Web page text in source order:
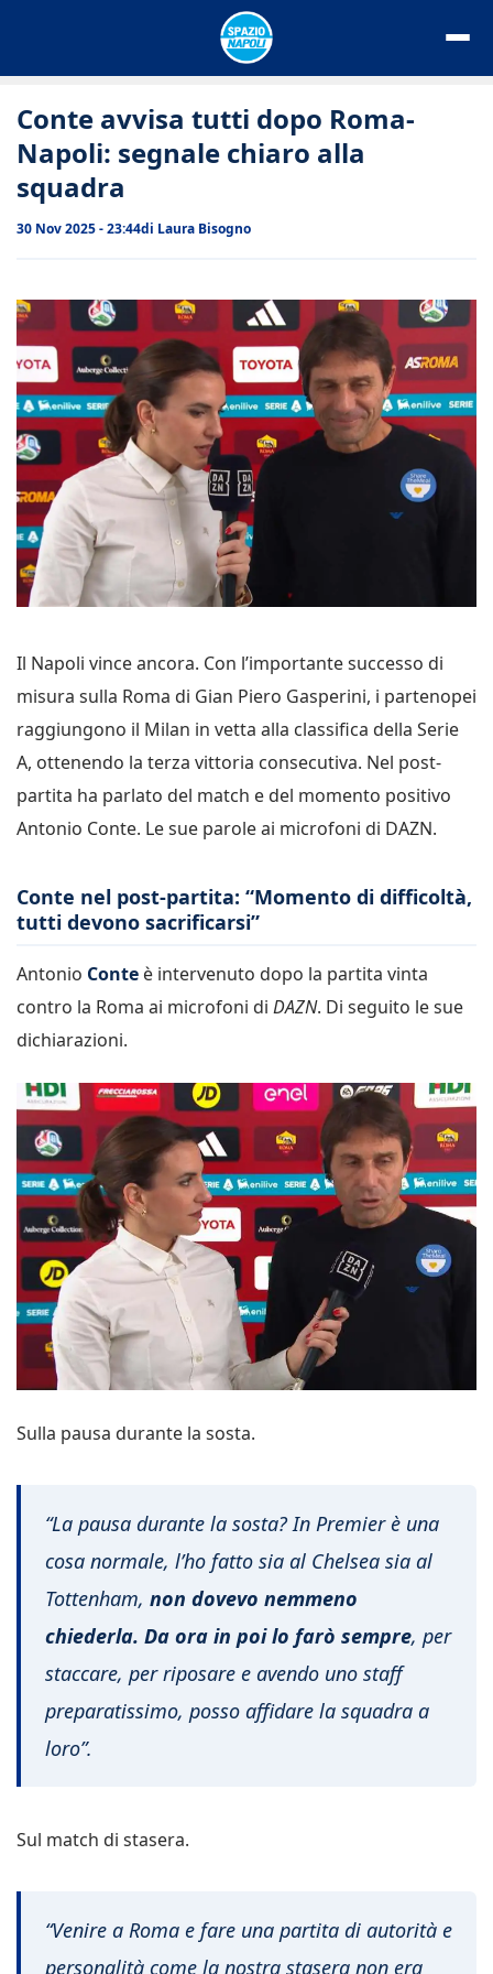
Conte avvisa tutti dopo Roma-
Napoli: segnale chiaro alla
squadra
30 Nov 2025 - 23:44di Laura Bisogno
Il Napoli vince ancora. Con l’importante successo di
misura sulla Roma di Gian Piero Gasperini, i partenopei
raggiungono il Milan in vetta alla classifica della Serie
A, ottenendo la terza vittoria consecutiva. Nel post-
partita ha parlato del match e del momento positivo
Antonio Conte. Le sue parole ai microfoni di DAZN.
Conte nel post-partita: “Momento di difficoltà,
tutti devono sacrificarsi”
Antonio Conte è intervenuto dopo la partita vinta
contro la Roma ai microfoni di DAZN. Di seguito le sue
dichiarazioni.
Sulla pausa durante la sosta.
“La pausa durante la sosta? In Premier è una
cosa normale, l’ho fatto sia al Chelsea sia al
Tottenham, non dovevo nemmeno
chiederla. Da ora in poi lo farò sempre, per
staccare, per riposare e avendo uno staff
preparatissimo, posso affidare la squadra a
loro”.
Sul match di stasera.
“Venire a Roma e fare una partita di autorità e
personalità come la nostra stasera non era